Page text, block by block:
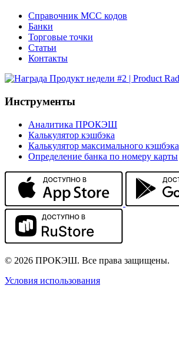
Справочник MCC кодов
Банки
Торговые точки
Статьи
Контакты
Инструменты
Аналитика ПРОКЭШ
Калькулятор кэшбэка
Калькулятор максимального кэшбэка
Определение банка по номеру карты
© 2026 ПРОКЭШ. Все права защищены.
Условия использования